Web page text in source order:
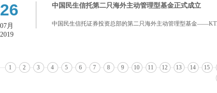
26
07月
2019
中国民生信托第二只海外主动管理型基金正式成立
中国民生信托证券投资总部的第二只海外主动管理型基金
1 2 3 4 5 6 7 8 9 10 11 12 13 14 15